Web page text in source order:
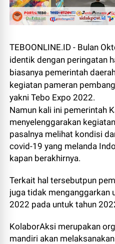
TEBOONLINE.ID - Bulan
identik dengan peringatan
biasanya pemerintah
kegiatan pameran
yakni Tebo Expo 2022.
Namun kali ini pemerintah
menyelenggarakan
pasalnya melihat kondisi
covid-19 yang melanda
kapan berakhirnya.
Terkait hal tersebutpun
juga tidak menganggarkan
2022 pada untuk tahun
KolaborAksi merupakan
mandiri akan